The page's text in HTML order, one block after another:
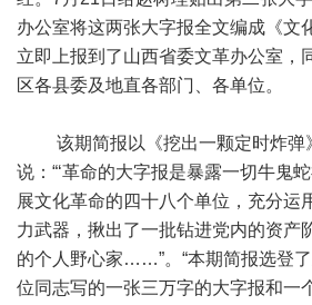
办公室将这两张大字报全文编成《文
立即上报到了山西省委文革办公室，
区各县委及地直各部门、各单位。
该期简报以《挖出一颗定时炸弹
说：“‘革命的大字报是暴露一切牛鬼
展文化革命的四十八个单位，充分运
力武器，揪出了一批钻进党内的资产
的个人野心家……”。“本期简报选登
位同志写的一张三万字的大字报和一